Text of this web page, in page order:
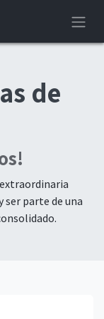
de
parte de una